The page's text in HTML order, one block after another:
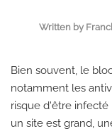
Written by
Bien souvent, le
notamment les
risque d'être infecté
un site est grand,